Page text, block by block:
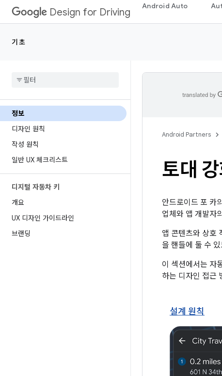
Design for Driving
Android Auto
기초
정보
디자인 원칙
작성 원칙
일반 UX 체크리스트
디지털 자동차 키
개요
UX 디자인 가이드라인
브랜딩
Android Partners
토대
안드로이드 포 카
업체와 앱 개발자
앱 콘텐츠와 상호
을 핸들에 둘 수
이 섹션에서는 자
하는 디자인 접근
설계 원칙